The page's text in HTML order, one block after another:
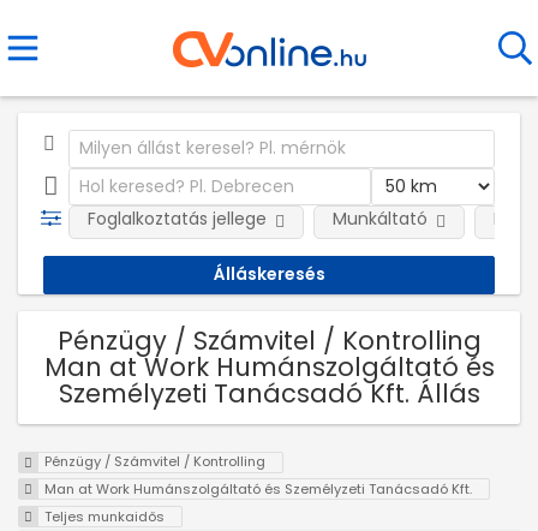
Foglalkoztatás jellege Munkáltató
Pénzügy / Számvitel / Kontrolling
Man at Work Humánszolgáltató és
Személyzeti Tanácsadó Kft. Állás
Pénzügy / Számvitel / Kontrolling
Man at Work Humánszolgáltató és Személyzeti Tanácsadó Kft.
Teljes munkaidős